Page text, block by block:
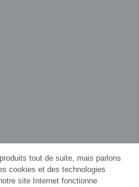
tout de suite, mais parlons
cookies et des technologies
site Internet fonctionne